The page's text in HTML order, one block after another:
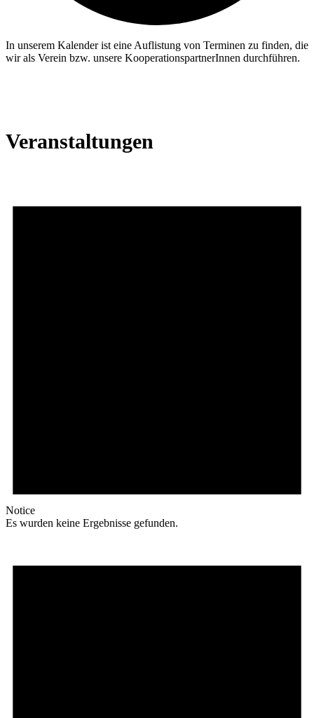
In unserem Kalender ist eine Auflistung von Terminen zu finden, die
wir als Verein bzw. unsere KooperationspartnerInnen durchführen.
Veranstaltungen
Notice
Es wurden keine Ergebnisse gefunden.